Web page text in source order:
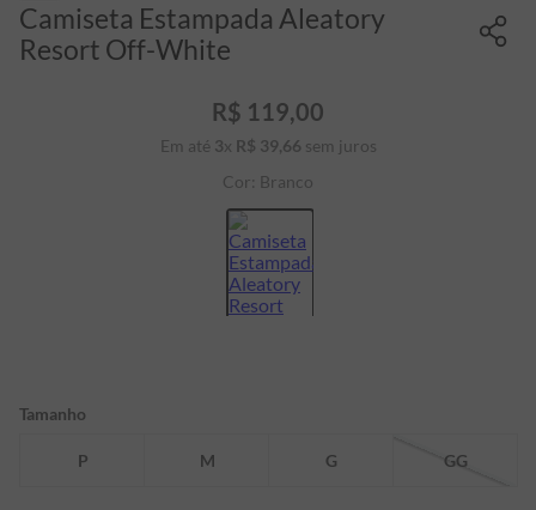
Camiseta Estampada Aleatory
Resort Off-White
R$ 119,00
Em até 3x R$ 39,66 sem juros
Cor: Branco
Tamanho
P M G GG
5º
camiseta
7º
bermuda
8º
9º